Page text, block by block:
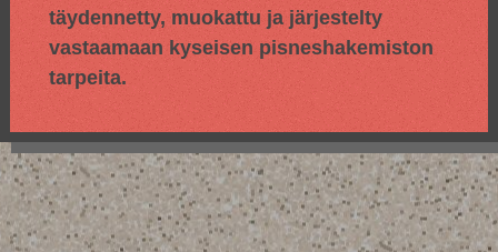
täydennetty, muokattu ja järjestelty
vastaamaan kyseisen pisneshakemiston
tarpeita.